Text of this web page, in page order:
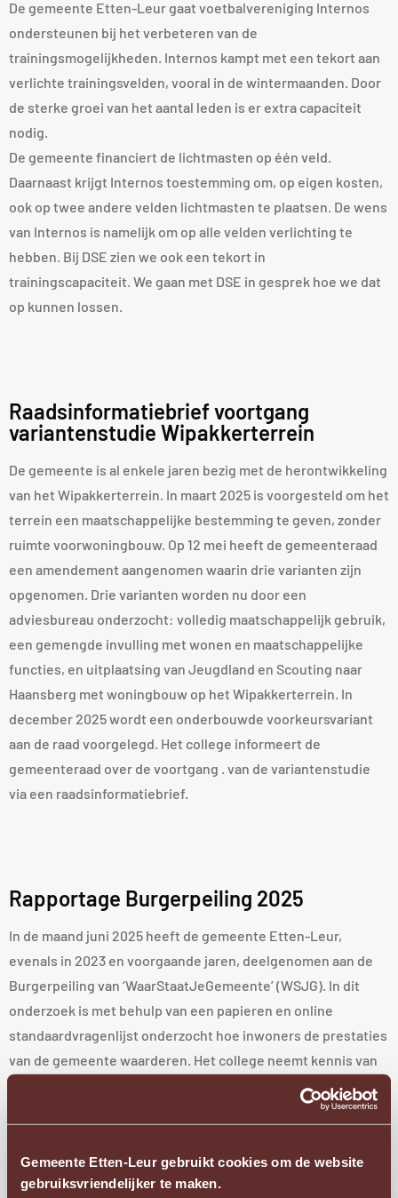
Gemeente Etten-Leur gebruikt cookies om de website
gebruiksvriendelijker te maken.
De gemeente Etten-Leur gaat voetbalvereniging Internos
ondersteunen bij het verbeteren van de
trainingsmogelijkheden. Internos kampt met een tekort aan
verlichte trainingsvelden, vooral in de wintermaanden. Door
de sterke groei van het aantal leden is er extra capaciteit
nodig.
De gemeente financiert de lichtmasten op één veld.
Daarnaast krijgt Internos toestemming om, op eigen kosten,
ook op twee andere velden lichtmasten te plaatsen. De wens
van Internos is namelijk om op alle velden verlichting te
hebben. Bij DSE zien we ook een tekort in
trainingscapaciteit. We gaan met DSE in gesprek hoe we dat
op kunnen lossen.
Raadsinformatiebrief voortgang
variantenstudie Wipakkerterrein
De gemeente is al enkele jaren bezig met de herontwikkeling
van het Wipakkerterrein. In maart 2025 is voorgesteld om het
terrein een maatschappelijke bestemming te geven, zonder
ruimte voorwoningbouw. Op 12 mei heeft de gemeenteraad
een amendement aangenomen waarin drie varianten zijn
opgenomen. Drie varianten worden nu door een
adviesbureau onderzocht: volledig maatschappelijk gebruik,
een gemengde invulling met wonen en maatschappelijke
functies, en uitplaatsing van Jeugdland en Scouting naar
Haansberg met woningbouw op het Wipakkerterrein. In
december 2025 wordt een onderbouwde voorkeursvariant
aan de raad voorgelegd. Het college informeert de
gemeenteraad over de voortgang . van de variantenstudie
via een raadsinformatiebrief.
Rapportage Burgerpeiling 2025
In de maand juni 2025 heeft de gemeente Etten-Leur,
evenals in 2023 en voorgaande jaren, deelgenomen aan de
Burgerpeiling van ‘WaarStaatJeGemeente’ (WSJG). In dit
onderzoek is met behulp van een papieren en online
standaardvragenlijst onderzocht hoe inwoners de prestaties
van de gemeente waarderen. Het college neemt kennis van
de rapportage Burgerpeiling 2025 en stuurt een
informatiebrief met de rapportage naar de leden van de raad.